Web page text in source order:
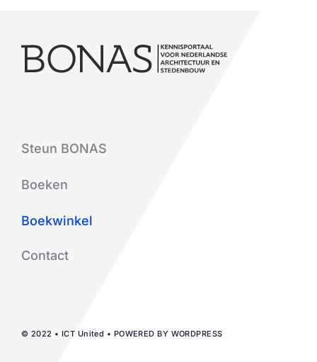
Steun BONAS
Boeken
Boekwinkel
Contact
© 2022 • ICT United • POWERED BY WORDPRESS